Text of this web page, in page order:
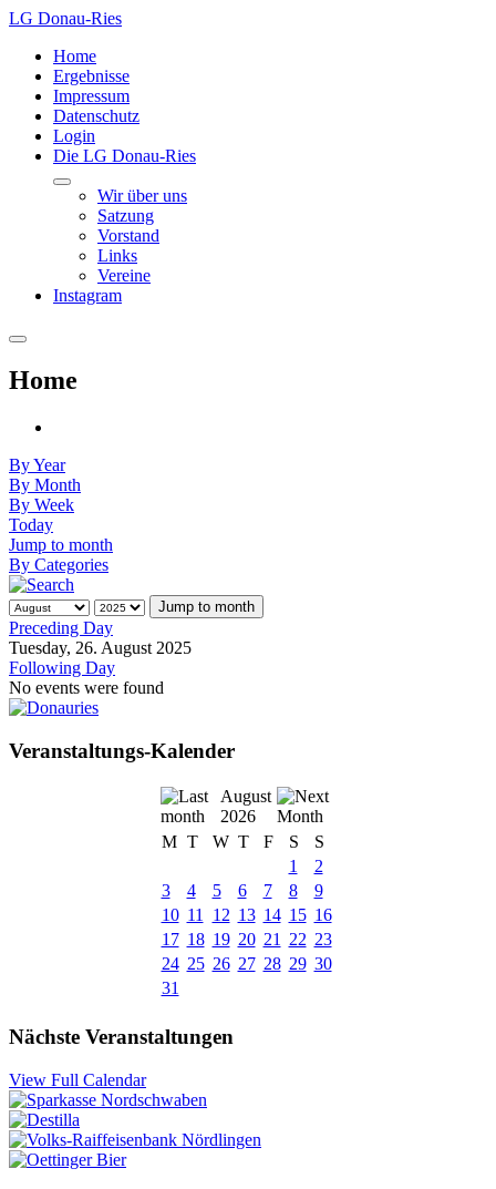
LG Donau-Ries
Home
Ergebnisse
Impressum
Datenschutz
Login
Die LG Donau-Ries
Wir über uns
Satzung
Vorstand
Links
Vereine
Instagram
Home
By Year
By Month
By Week
Today
Jump to month
By Categories
Jump to month
Preceding Day
Tuesday, 26. August 2025
Following Day
No events were found
Veranstaltungs-Kalender
August
2026
M T W T F S
S
1
2
3
4 5 6 7 8
9
10 11 12 13 14 15 16
17 18 19 20 21 22 23
24 25 26 27 28 29 30
31
Nächste Veranstaltungen
View Full Calendar